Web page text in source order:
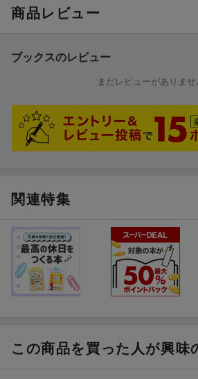
商品レビュー
ブックスのレビュー
まだレビューがありませ
関連特集
この商品を買った人が興味